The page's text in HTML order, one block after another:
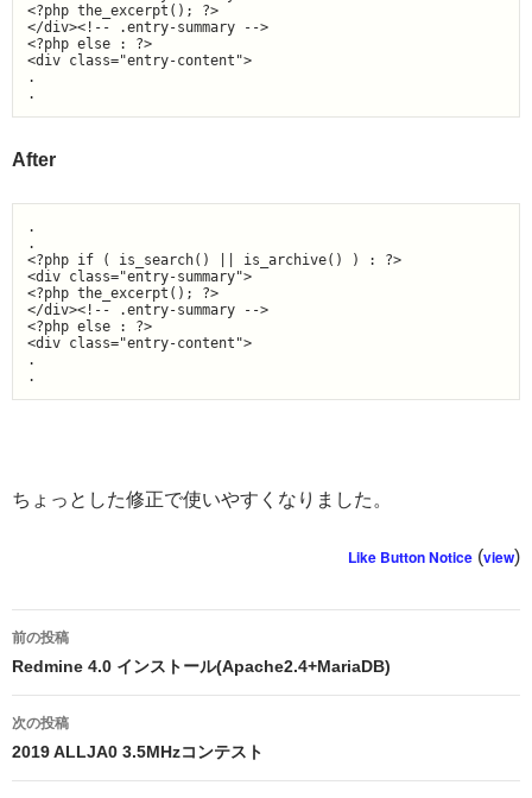
<?php the_excerpt(); ?>
</div><!-- .entry-summary -->
<?php else : ?>
<div class="entry-content">
.
.
After
.
.
<?php if ( is_search() || is_archive() ) : ?>
<div class="entry-summary">
<?php the_excerpt(); ?>
</div><!-- .entry-summary -->
<?php else : ?>
<div class="entry-content">
.
.
ちょっとした修正で使いやすくなりました。
Like Button Notice (view)
投
稿
ナ
ビ
前の投稿
Redmine 4.0 インストール(Apache2.4+MariaDB)
次の投稿
2019 ALLJA0 3.5MHzコンテスト